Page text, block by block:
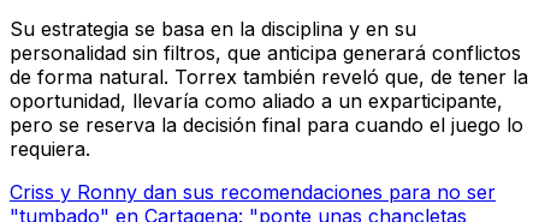
Su estrategia se basa en la disciplina y en su
personalidad sin filtros, que anticipa generará conflictos
de forma natural. Torrex también reveló que, de tener la
oportunidad, llevaría como aliado a un exparticipante,
pero se reserva la decisión final para cuando el juego lo
requiera.
Criss y Ronny dan sus recomendaciones para no ser
"tumbado" en Cartagena: "ponte unas chancletas